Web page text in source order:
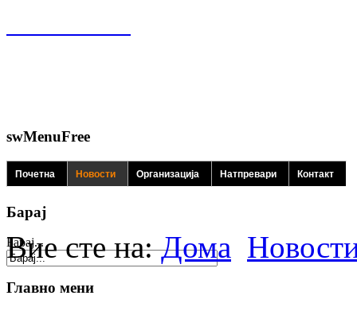
swMenuFree
Почетна Новости Организација Натпревари Контакт
Барај
Барај...
Вие сте на:Дома
Главно мени